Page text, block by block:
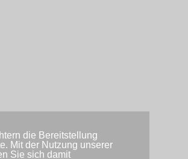
die Bereitstellung
Mit der Nutzung unserer
Sie sich damit